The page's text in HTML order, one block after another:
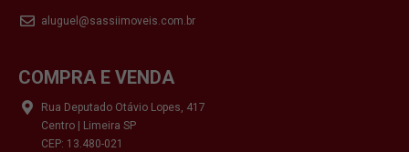
aluguel@sassiimoveis.com.br
COMPRA E VENDA
Rua Deputado Otávio Lopes, 417
Centro | Limeira SP
CEP: 13.480-021